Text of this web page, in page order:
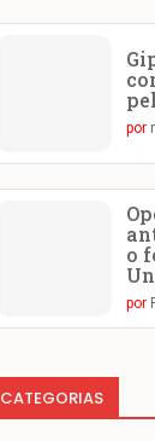
por
o
por
CATEGORIAS